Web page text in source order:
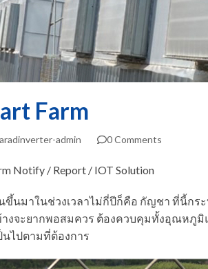
Farm
admin 0 Comments
Notify / Report / IOT Solution
ขึ้นมาในช่วงเวลาไม่กี่ปีก็คือ กัญชา ที่นี้ก
จะยากพอสมควร ต้องควบคุมทั้งอุณหภูมิ
นไปตามที่ต้องการ